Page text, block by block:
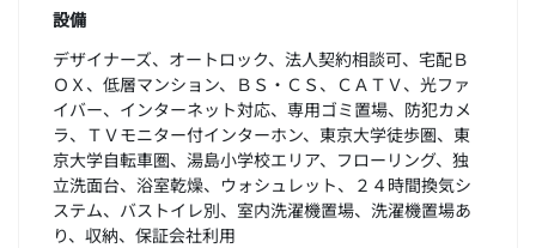
設備
デザイナーズ、オートロック、法人契約相談可、宅配Ｂ
ＯＸ、低層マンション、ＢＳ・ＣＳ、ＣＡＴＶ、光ファ
イバー、インターネット対応、専用ゴミ置場、防犯カメ
ラ、ＴＶモニター付インターホン、東京大学徒歩圏、東
京大学自転車圏、湯島小学校エリア、フローリング、独
立洗面台、浴室乾燥、ウォシュレット、２４時間換気シ
ステム、バストイレ別、室内洗濯機置場、洗濯機置場あ
り、収納、保証会社利用